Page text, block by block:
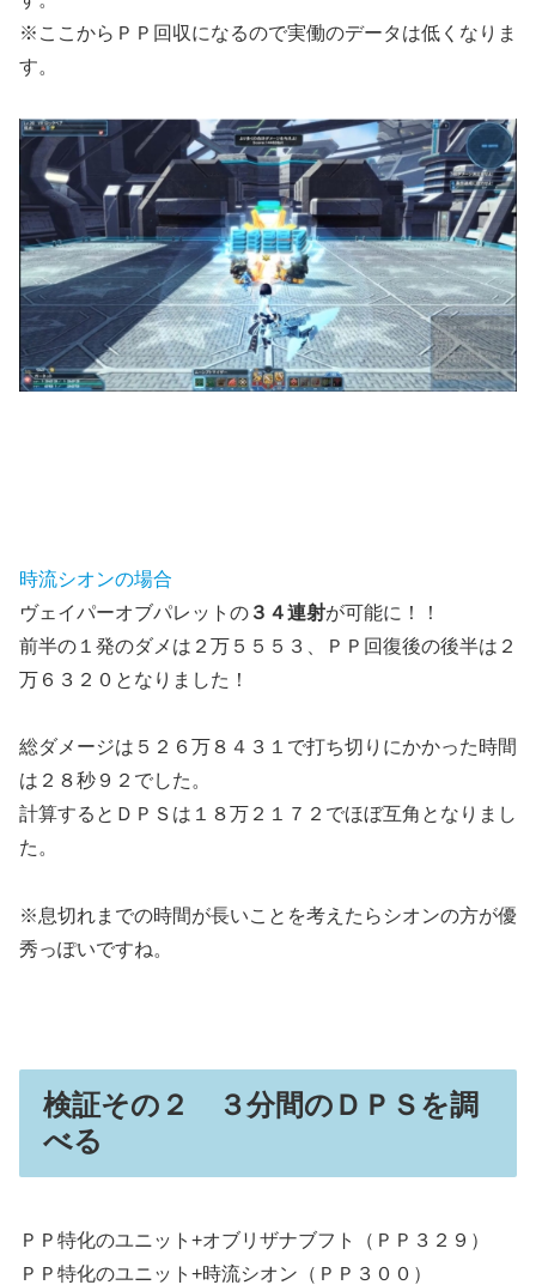
※ここからＰＰ回収になるので実働のデータは低くなりま
す。
時流シオンの場合
ヴェイパーオブパレットの ３４連射が可能に！！
前半の１発のダメは２万５５５３、ＰＰ回復後の後半は２
万６３２０となりました！
総ダメージは５２６万８４３１で打ち切りにかかった時間
は２８秒９２でした。
計算するとＤＰＳは１８万２１７２でほぼ互角となりまし
た。
※息切れまでの時間が長いことを考えたらシオンの方が優
秀っぽいですね。
検証その２ ３分間のＤＰＳを調
べる
ＰＰ特化のユニット+オブリザナブフト（ＰＰ３２９）
ＰＰ特化のユニット+時流シオン（ＰＰ３００）